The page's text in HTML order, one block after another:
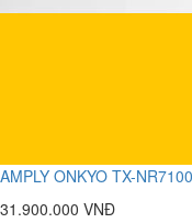
AMPLY ONKYO TX-NR7100
31.900.000 VNĐ